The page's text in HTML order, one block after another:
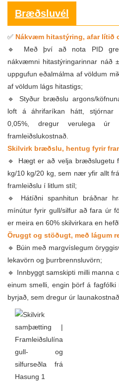
Bræðsluvél
✅ Nákvæm hitastýring, afar lítið
🔹 Með því að nota PID
nákvæmni hitastýringarinnar
uppgufun eðalmálma af völdum
af völdum lágs hitastigs;
🔹 Styður bræðslu argons/
loft á áhrifaríkan hátt, stjórnar
0,05%, dregur verulega úr
framleiðslukostnað.
Skilvirk bræðslu, hentug fyrir
🔹 Hægt er að velja bræðslugetu
kg/10 kg/20 kg, sem nær yfir allt
framleiðslu í litlum stíl;
🔹 Hátíðni spanhitun bráðnar
mínútur fyrir gull/silfur að fara úr
er meira en 60% skilvirkara en
Öruggt og stöðugt, með lágum
🔹 Búin með margvíslegum
lekavörn og þurrbrennsluvörn;
🔹 Innbyggt samskipti milli manna
einum smelli, engin þörf á
byrjað, sem dregur úr